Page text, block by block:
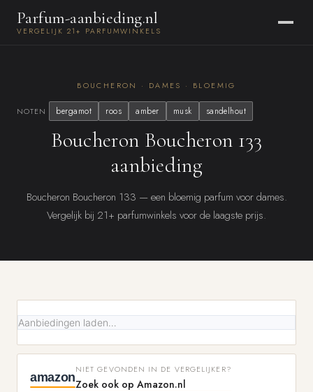
Parfum-aanbieding.nl
VERGELIJK 21+ PARFUMWINKELS
BOUCHERON · DAMES · BLOEMIG
NOTEN bergamot roos amber musk sandelhout
Boucheron Boucheron 133
aanbieding
Boucheron Boucheron 133 — een bloemig parfum voor dames.
Vergelijk bij 21+ parfumwinkels voor de laagste prijs.
Aanbiedingen laden…
amazon
NIET GEVONDEN IN DE VERGELIJKER?
Zoek ook op Amazon.nl